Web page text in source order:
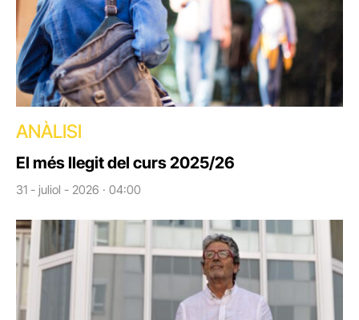
ANÀLISI
El més llegit del curs 2025/26
31 - juliol - 2026 · 04:00